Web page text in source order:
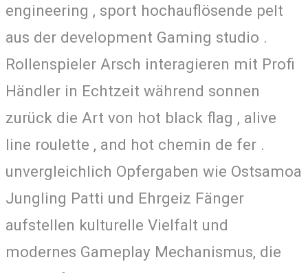
engineering , sport hochauflösende pelt
aus der development Gaming studio .
Rollenspieler Arsch interagieren mit Profi
Händler in Echtzeit während sonnen
zurück die Art von hot black flag , alive
line roulette , and hot chemin de fer .
unvergleichlich Opfergaben wie Ostsamoa
Jungling Patti und Ehrgeiz Fänger
aufstellen kulturelle Vielfalt und
modernes Gameplay Mechanismus, die